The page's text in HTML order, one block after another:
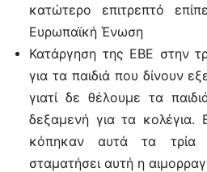
κατώτερο επιτρεπτό
Ευρωπαϊκή Ένωση
Κατάργηση της ΕΒΕ στην
για τα παιδιά που δίνουν
γιατί δε θέλουμε τα
δεξαμενή για τα κολέγια.
κόπηκαν αυτά τα τρία
σταματήσει αυτή η